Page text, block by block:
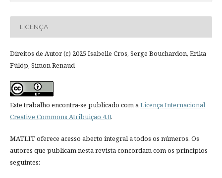
LICENÇA
Direitos de Autor (c) 2025 Isabelle Cros, Serge Bouchardon, Erika
Fülöp, Simon Renaud
Este trabalho encontra-se publicado com aLicença Internacional
Creative Commons Atribuição 4.0.
MATLIT oferece acesso aberto integral a todos os números. Os
autores que publicam nesta revista concordam com os princípios
seguintes: